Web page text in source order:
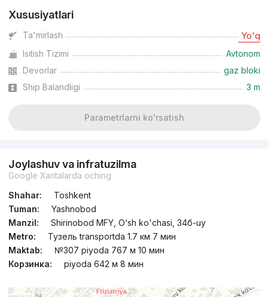
Xususiyatlari
Ta'mirlash Yo'q
Isitish Tizimi
Avtonom
Devorlar
gaz bloki
Ship Balandligi
3 m
Parametrlarni ko'rsatish
Joylashuv va infratuzilma
Google Xaritalarda oching
Shahar:
Toshkent
Tuman:
Yashnobod
Manzil:
Shirinobod MFY, O‘sh ko'chasi, 34б-uy
Metro:
Тузель transportda 1.7 км 7 мин
Maktab:
№307 piyoda 767 м 10 мин
Корзинка:
piyoda 642 м 8 мин